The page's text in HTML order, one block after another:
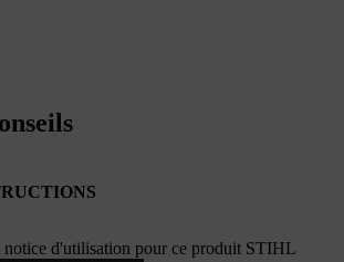
notice d'utilisation pour ce produit STIHL